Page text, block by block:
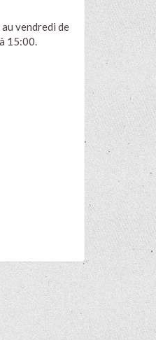
vendredi de
15:00.